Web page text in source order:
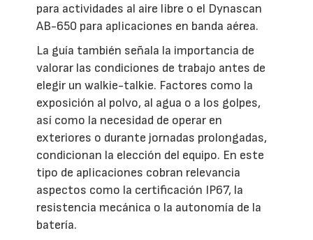
para actividades al aire libre o el Dynascan
AB-650 para aplicaciones en banda aérea.
La guía también señala la importancia de
valorar las condiciones de trabajo antes de
elegir un walkie-talkie. Factores como la
exposición al polvo, al agua o a los golpes,
así como la necesidad de operar en
exteriores o durante jornadas prolongadas,
condicionan la elección del equipo. En este
tipo de aplicaciones cobran relevancia
aspectos como la certificación IP67, la
resistencia mecánica o la autonomía de la
batería.